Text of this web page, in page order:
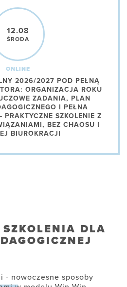
12.08
ŚRODA
ONLINE
2026/2027 POD PEŁNĄ
ORGANIZACJA ROKU
ZADANIA, PLAN
I PEŁNA
PRAKTYCZNE SZKOLENIE Z
BEZ CHAOSU I
BIUROKRACJI
SZKOLENIA DLA
- nowoczesne sposoby